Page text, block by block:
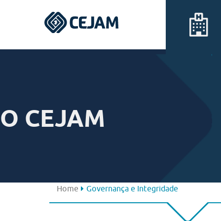
O CEJAM
Home Governança e Integridade